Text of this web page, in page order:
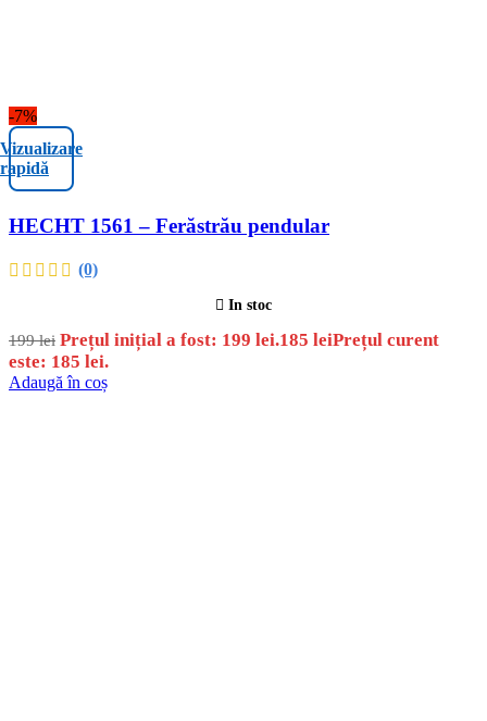
-7%
Vizualizare
rapidă
HECHT 1561 – Ferăstrău pendular
(0)
In stoc
199lei Prețul inițial a fost: 199 lei.185 leiPrețul curent
este: 185 lei.
Adaugă în coș